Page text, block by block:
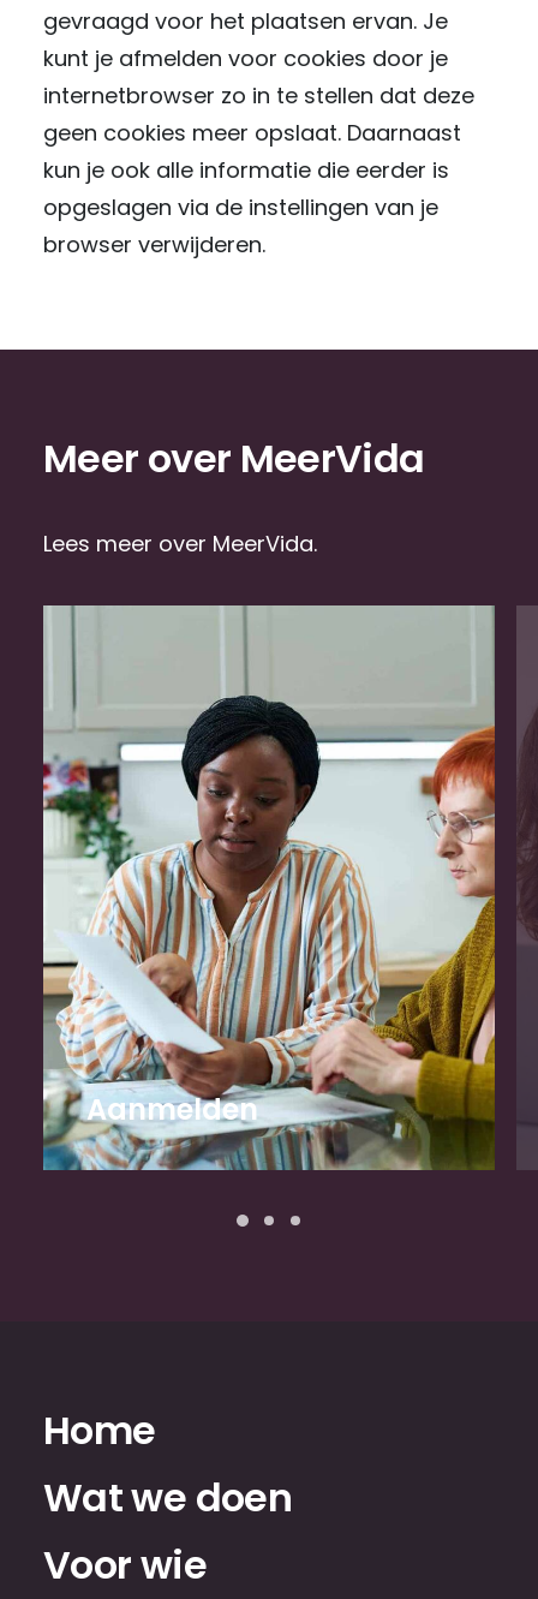
gevraagd voor het plaatsen ervan. Je
kunt je afmelden voor cookies door je
internetbrowser zo in te stellen dat deze
geen cookies meer opslaat. Daarnaast
kun je ook alle informatie die eerder is
opgeslagen via de instellingen van je
browser verwijderen.
Meer over MeerVida
Lees meer over MeerVida.
Aanmelden
Home
Wat we doen
Voor wie